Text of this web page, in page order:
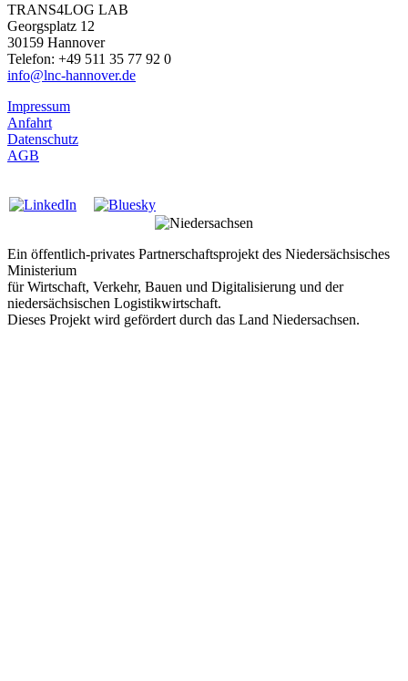
TRANS4LOG LAB
Georgsplatz 12
30159 Hannover
Telefon: +49 511 35 77 92 0
info@lnc-hannover.de
Impressum
Anfahrt
Datenschutz
AGB
Ein öffentlich-privates Partnerschaftsprojekt des Niedersächsisches
Ministerium
für Wirtschaft, Verkehr, Bauen und Digitalisierung und der
niedersächsischen Logistikwirtschaft.
Dieses Projekt wird gefördert durch das Land Niedersachsen.